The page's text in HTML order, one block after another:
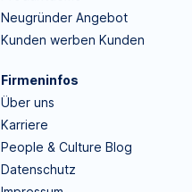
Neugründer Angebot
Kunden werben Kunden
Firmeninfos
Über uns
Karriere
People & Culture Blog
Datenschutz